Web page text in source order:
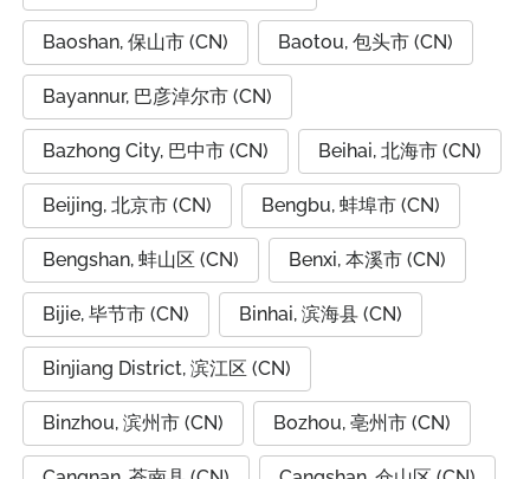
Baoshan, 保山市 (CN) Baotou, 包头市 (CN)
Bayannur, 巴彦淖尔市 (CN)
Bazhong City, 巴中市 (CN) Beihai, 北海市 (CN)
Beijing, 北京市 (CN) Bengbu, 蚌埠市 (CN)
Bengshan, 蚌山区 (CN) Benxi, 本溪市 (CN)
Bijie, 毕节市 (CN) Binhai, 滨海县 (CN)
Binjiang District, 滨江区 (CN)
Binzhou, 滨州市 (CN) Bozhou, 亳州市 (CN)